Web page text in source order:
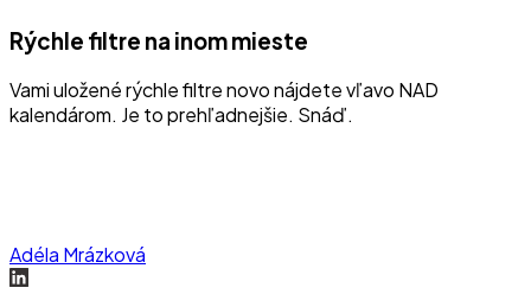
Rýchle filtre na inom mieste
Vami uložené rýchle filtre novo nájdete vľavo NAD
kalendárom. Je to prehľadnejšie. Snáď.
Adéla Mrázková